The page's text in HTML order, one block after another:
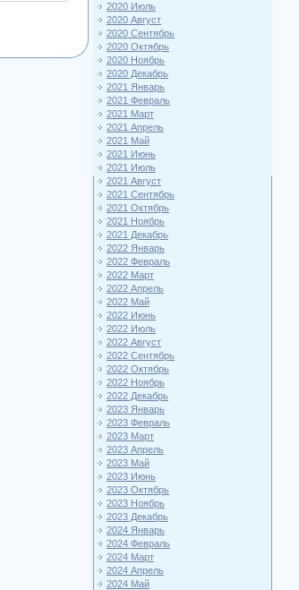
2020 Июль
2020 Август
2020 Сентябрь
2020 Октябрь
2020 Ноябрь
2020 Декабрь
2021 Январь
2021 Февраль
2021 Март
2021 Апрель
2021 Май
2021 Июнь
2021 Июль
2021 Август
2021 Сентябрь
2021 Октябрь
2021 Ноябрь
2021 Декабрь
2022 Январь
2022 Февраль
2022 Март
2022 Апрель
2022 Май
2022 Июнь
2022 Июль
2022 Август
2022 Сентябрь
2022 Октябрь
2022 Ноябрь
2022 Декабрь
2023 Январь
2023 Февраль
2023 Март
2023 Апрель
2023 Май
2023 Июнь
2023 Октябрь
2023 Ноябрь
2023 Декабрь
2024 Январь
2024 Февраль
2024 Март
2024 Апрель
2024 Май